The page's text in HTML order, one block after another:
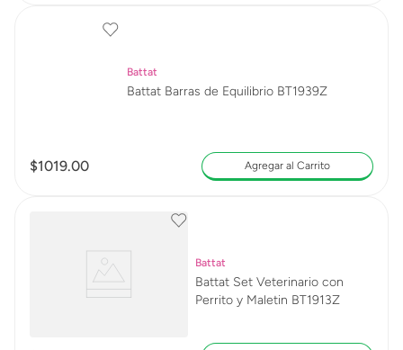
Battat
Battat Barras de Equilibrio BT1939Z
$1019.00 Agregar al Carrito
Battat
Battat Set Veterinario con
Perrito y Maletin BT1913Z